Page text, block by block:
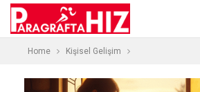
Home Kişisel Gelişim